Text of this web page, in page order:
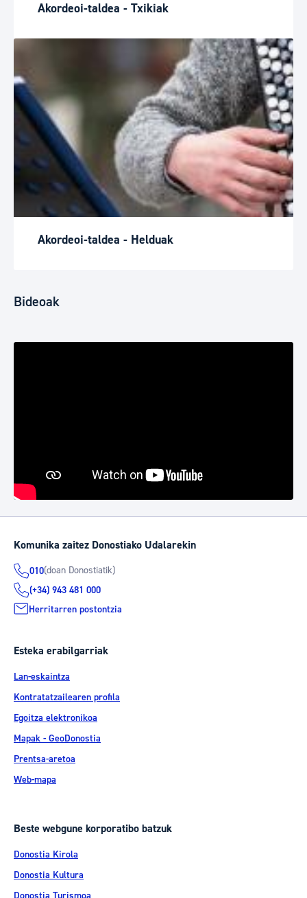
Akordeoi-taldea - Txikiak
Akordeoi-taldea - Helduak
Bideoak
Komunika zaitez Donostiako Udalarekin
010(doan Donostiatik)
(+34) 943 481 000
Herritarren postontzia
Esteka erabilgarriak
Lan-eskaintza
Kontratatzailearen profila
Egoitza elektronikoa
Mapak - GeoDonostia
Prentsa-aretoa
Web-mapa
Beste webgune korporatibo batzuk
Donostia Kirola
Donostia Kultura
Donostia Turismoa